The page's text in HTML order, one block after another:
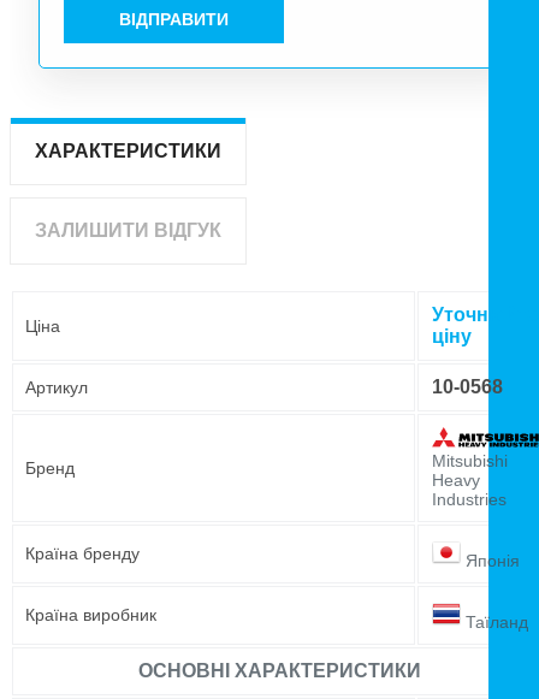
ВІДПРАВИТИ
ХАРАКТЕРИСТИКИ
ЗАЛИШИТИ ВІДГУК
Ціна
Уточнюйте
ціну
Артикул 10-0568
Бренд
Mitsubishi
Heavy
Industries
Країна бренду Японія
Країна виробник Таїланд
ОСНОВНІ ХАРАКТЕРИСТИКИ